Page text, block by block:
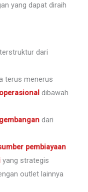
yang dapat diraih
dari
terus menerus
dibawah
dari
pembiayaan
yang strategis
outlet lainnya